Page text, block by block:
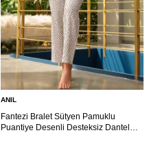
ANIL
Fantezi Bralet Sütyen Pamuklu
Puantiye Desenli Desteksiz Dantel